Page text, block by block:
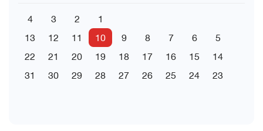
1
2
3
4
5
6
7
8
9
10
11
12
13
14
15
16
17
18
19
20
21
22
23
24
25
26
27
28
29
30
31